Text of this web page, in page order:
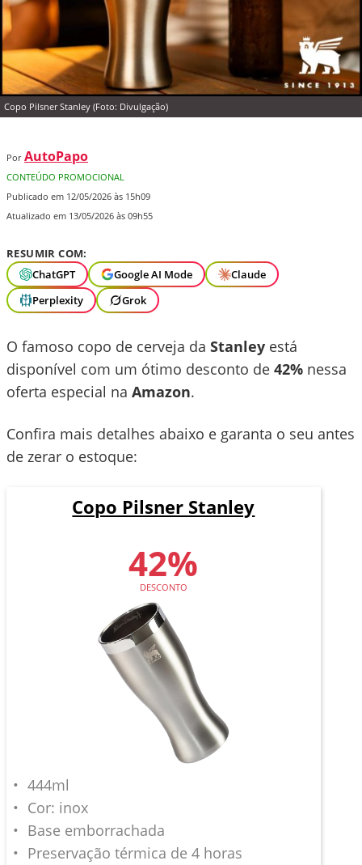
Copo Pilsner Stanley (Foto: Divulgação)
Por AutoPapo
CONTEÚDO PROMOCIONAL
Publicado em 12/05/2026 às 15h09
Atualizado em 13/05/2026 às 09h55
RESUMIR COM:
ChatGPT
Google AI Mode
Claude
Perplexity
Grok
O famoso copo de cerveja da Stanley está
disponível com um ótimo desconto de 42% nessa
oferta especial na Amazon.
Confira mais detalhes abaixo e garanta o seu antes
de zerar o estoque:
Copo Pilsner Stanley
42%
DESCONTO
444ml
Cor: inox
Base emborrachada
Preservação térmica de 4 horas